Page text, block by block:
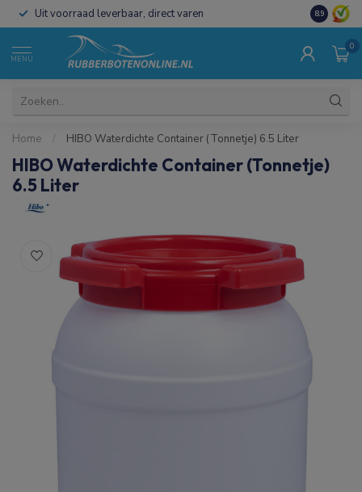
Uit voorraad leverbaar, direct varen Al 15 jaar
8.9
MENU
0
Home / HIBO Waterdichte Container (Tonnetje) 6.5 Liter
HIBO Waterdichte Container (Tonnetje)
6.5 Liter